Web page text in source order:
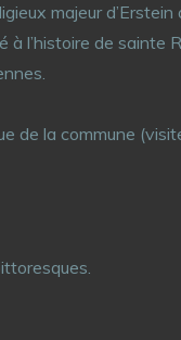
majeur
à l’histoire de sainte
de la commune